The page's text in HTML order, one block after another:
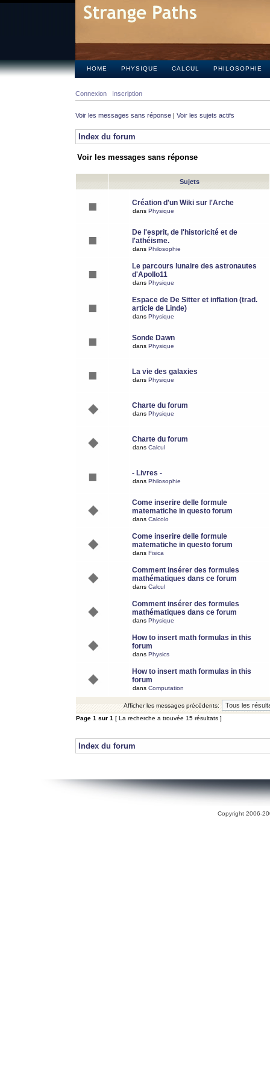
HOME PHYSIQUE CALCUL PHILOSOPHIE
Connexion Inscription
Voir les messages sans réponse | Voir les sujets actifs
Index du forum
Voir les messages sans réponse
Sujets
Création d'un Wiki sur l'Arche
dans Physique
De l'esprit, de l'historicité et de
l'athéisme.
dans Philosophie
Le parcours lunaire des astronautes
d'Apollo11
dans Physique
Espace de De Sitter et inflation (trad.
article de Linde)
dans Physique
Sonde Dawn
dans Physique
La vie des galaxies
dans Physique
Charte du forum
dans Physique
Charte du forum
dans Calcul
- Livres -
dans Philosophie
Come inserire delle formule
matematiche in questo forum
dans Calcolo
Come inserire delle formule
matematiche in questo forum
dans Fisica
Comment insérer des formules
mathématiques dans ce forum
dans Calcul
Comment insérer des formules
mathématiques dans ce forum
dans Physique
How to insert math formulas in this
forum
dans Physics
How to insert math formulas in this
forum
dans Computation
Afficher les messages précédents:
Page 1 sur 1 [ La recherche a trouvée 15 résultats ]
Index du forum
Copyright 2006-